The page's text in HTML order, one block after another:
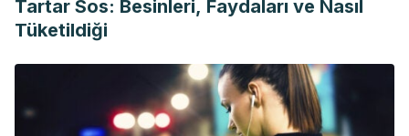
Tartar Sos: Besinleri, Faydaları ve Nasıl
Tüketildiği